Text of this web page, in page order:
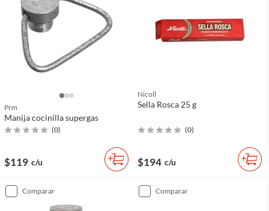
Prm
Manija cocinilla supergas
(0)
$119 c/u
Nicoll
Sella Rosca 25 g
(0)
$194 c/u
comparar comparar